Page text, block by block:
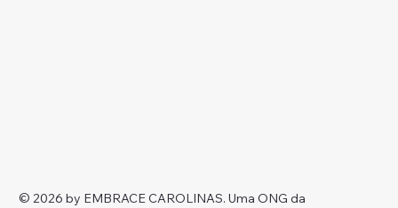
© 2026 by EMBRACE CAROLINAS.Uma ONG da